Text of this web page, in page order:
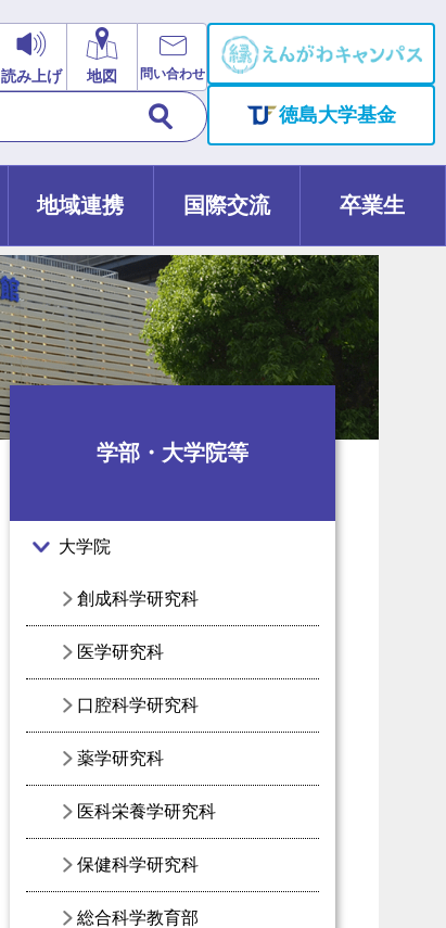
読み上げ 地図 問い合わせ
徳島大学基金
地域連携 国際交流 卒業生
学部・大学院等
大学院
創成科学研究科
医学研究科
口腔科学研究科
薬学研究科
医科栄養学研究科
保健科学研究科
総合科学教育部